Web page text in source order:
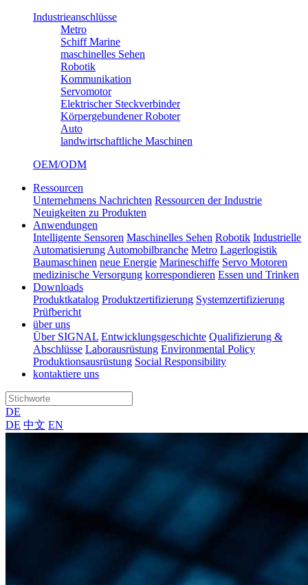
Industrieanschlüsse
Metro
Schiff Marine
maschinelles Sehen
Robotik
Kommunikation
Servomotor
Elektrischer Steckverbinder
Körpergebundener Roboter
Auto
landwirtschaftliche Maschinen
OEM/ODM
Ressourcen
Unternehmens Nachrichten Ressourcen der Industrie
Neuigkeiten zu Produkten
Anwendungen
Intelligente Sensoren Maschinelles Sehen Robotik Industrielle
Automatisierung Automobilbranche Metro Lagerlogistik
Baumaschinen neue Energie Marineschiffe Servo Motoren
medizinische Versorgung korrespondieren Essen und Trinken
Downloads
Produktkatalog Produktzertifizierung Systemzertifizierung
Prüfbericht
über uns
Über SIGNAL Entwicklungsgeschichte Qualifizierung &
Abschlüsse Laborausrüstung Environmental Policy
Produktionsausrüstung Social Responsibility
kontaktiere uns
DE
DE 中文 EN